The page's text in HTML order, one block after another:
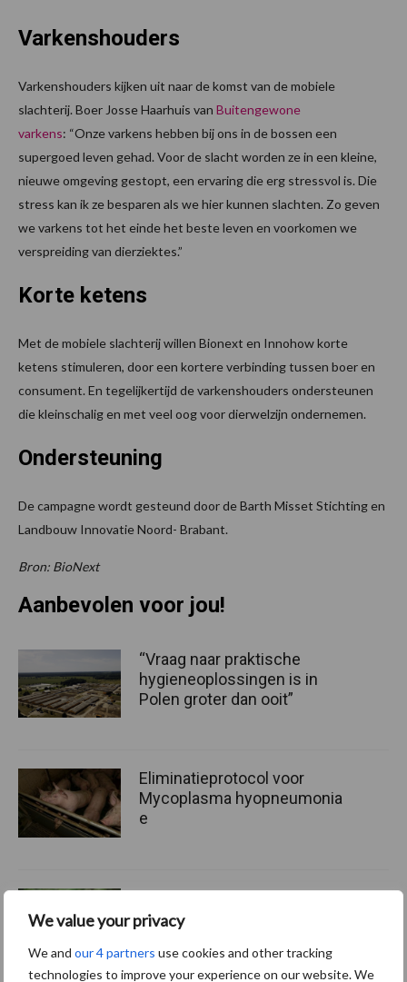
We value your privacy
We and our 4 partners use cookies and other tracking
technologies to improve your experience on our website. We
Varkenshouders
Varkenshouders kijken uit naar de komst van de mobiele
slachterij. Boer Josse Haarhuis van Buitengewone
varkens: “Onze varkens hebben bij ons in de bossen een
supergoed leven gehad. Voor de slacht worden ze in een kleine,
nieuwe omgeving gestopt, een ervaring die erg stressvol is. Die
stress kan ik ze besparen als we hier kunnen slachten. Zo geven
we varkens tot het einde het beste leven en voorkomen we
verspreiding van dierziektes.”
Korte ketens
Met de mobiele slachterij willen Bionext en Innohow korte
ketens stimuleren, door een kortere verbinding tussen boer en
consument. En tegelijkertijd de varkenshouders ondersteunen
die kleinschalig en met veel oog voor dierwelzijn ondernemen.
Ondersteuning
De campagne wordt gesteund door de Barth Misset Stichting en
Landbouw Innovatie Noord- Brabant.
Bron: BioNext
Aanbevolen voor jou!
“Vraag naar praktische
hygieneoplossingen is in
Polen groter dan ooit”
Eliminatieprotocol voor
Mycoplasma hyopneumonia
e
dat alertheid belangrijk is,